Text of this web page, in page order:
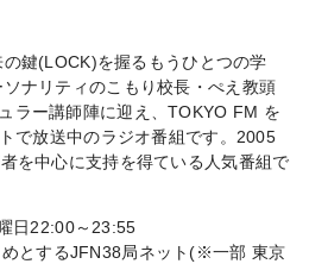
鍵(LOCK)を握るもうひとつの学
ナリティのこもり校長・ぺえ教頭
ラー講師陣に迎え、TOKYO FM を
で放送中のラジオ番組です。2005
を中心に支持を得ている人気番組で
日22:00～23:55
とするJFN38局ネット(※一部 東京